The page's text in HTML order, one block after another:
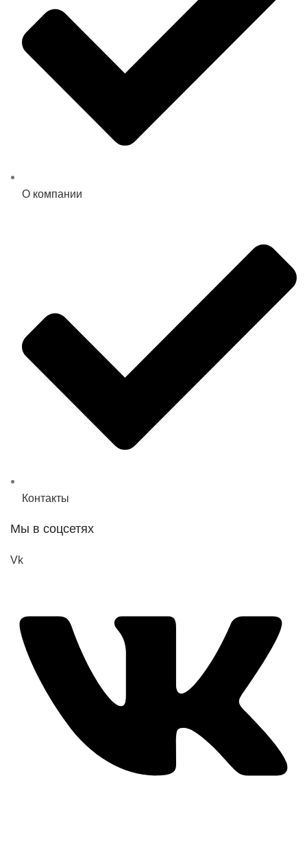
О компании
Контакты
Мы в соцсетях
Vk